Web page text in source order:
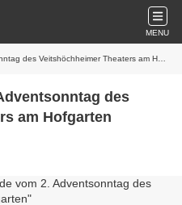
MENU
des Veitshöchheimer Theaters am Hofgarten
des
am Hofgarten